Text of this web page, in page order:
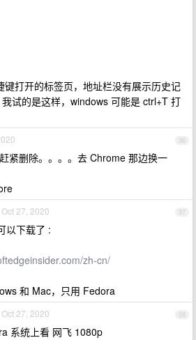
键打开的标签页，地址栏没有展示历史记
试的是这样，windows 可能是 ctrl+T 打
36
紧删除。。。。去 Chrome 那边换一
37
Oct 27, 2020
以下载了 :
zh-cn/
和 Mac，只用 Fedora
38
Oct 27, 2020
系统上看 网飞 1080p